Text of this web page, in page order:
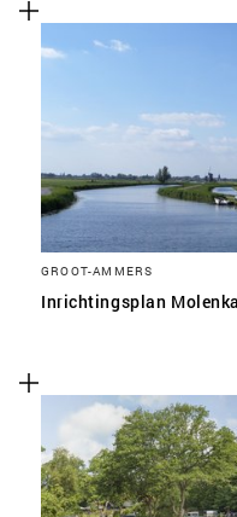
GROOT-AMMERS
Inrichtingsplan